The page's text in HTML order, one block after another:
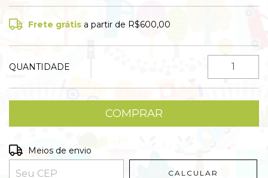
Frete grátis a partir de R$600,00
QUANTIDADE
Entregas para o CEP:
Meios de envio
CALCULAR